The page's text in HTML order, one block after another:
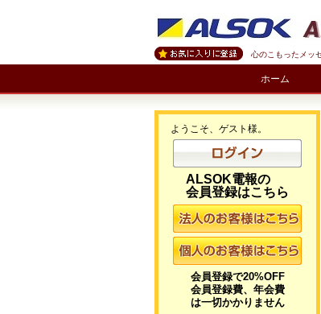
心のこもったメッ
ホーム
ようこそ、ゲスト様。
ALSOK電報の
会員登録はこちら
会員登録で20%OFF
会員登録費、年会費
は一切かかりません